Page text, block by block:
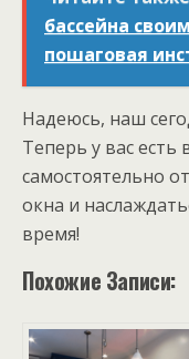
бассейна
пошаговая
Надеюсь, наш
Теперь у вас
самостоятельно
окна и
время!
Похожие Записи: